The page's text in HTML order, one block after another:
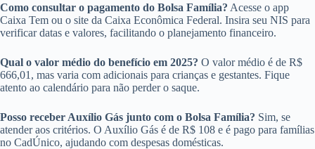
Como consultar o pagamento do Bolsa Família? Acesse o app
Caixa Tem ou o site da Caixa Econômica Federal. Insira seu NIS para
verificar datas e valores, facilitando o planejamento financeiro.
Qual o valor médio do benefício em 2025? O valor médio é de R$
666,01, mas varia com adicionais para crianças e gestantes. Fique
atento ao calendário para não perder o saque.
Posso receber Auxílio Gás junto com o Bolsa Família? Sim, se
atender aos critérios. O Auxílio Gás é de R$ 108 e é pago para famílias
no CadÚnico, ajudando com despesas domésticas.